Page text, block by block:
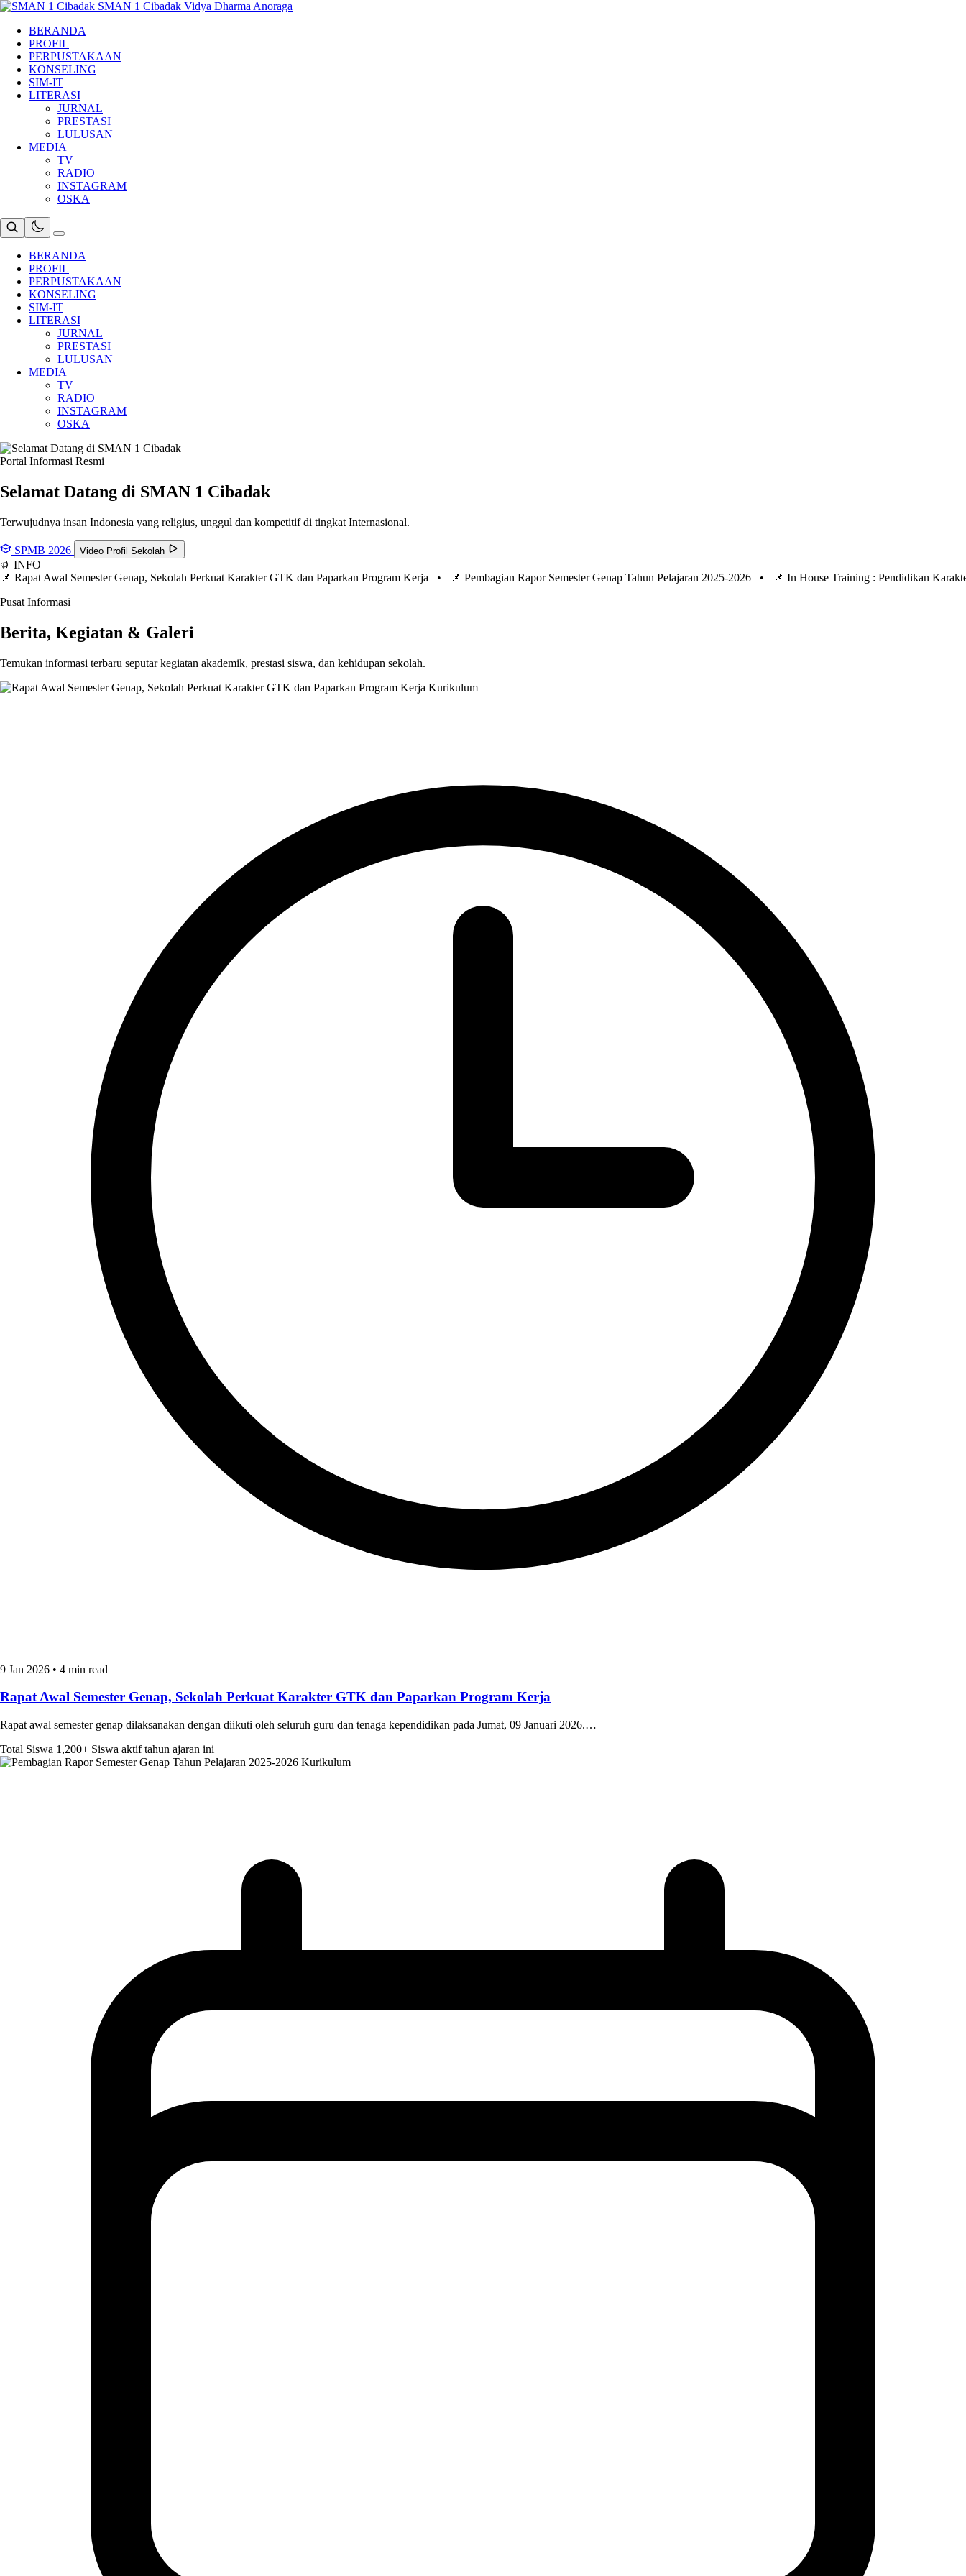
Skip
content
SMAN 1 Cibadak Vidya Dharma Anoraga
BERANDA
PROFIL
PERPUSTAKAAN
KONSELING
SIM-IT
LITERASI
JURNAL
PRESTASI
LULUSAN
MEDIA
TV
RADIO
INSTAGRAM
OSKA
BERANDA
PROFIL
PERPUSTAKAAN
KONSELING
SIM-IT
LITERASI
JURNAL
PRESTASI
LULUSAN
MEDIA
TV
RADIO
INSTAGRAM
OSKA
Portal Informasi Resmi
Selamat Datang di SMAN 1 Cibadak
Terwujudnya insan Indonesia yang religius, unggul dan kompetitif di tingkat Internasional.
SPMB 2026 Video Profil Sekolah
INFO
📌 Rapat Awal Semester Genap, Sekolah Perkuat Karakter GTK dan Paparkan Program Kerja •
📌 Pembagian Rapor Semester Genap Tahun Pelajaran 2025-2026 •
📌 In House Training : Pendidikan
Pusat Informasi
Berita, Kegiatan & Galeri
Temukan informasi terbaru seputar kegiatan akademik, prestasi siswa, dan kehidupan sekolah.
Kurikulum
9 Jan 2026 • 4 min read
Rapat Awal Semester Genap, Sekolah Perkuat Karakter GTK dan Paparkan Program Kerja
Rapat awal semester genap dilaksanakan dengan diikuti oleh seluruh guru dan tenaga kependidikan pada Jumat, 09 Januari 2026.…
Total Siswa 1,200+ Siswa aktif tahun ajaran ini
Kurikulum